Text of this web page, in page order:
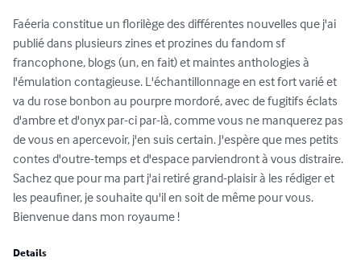
Faéeria constitue un florilège des différentes nouvelles que j'ai
publié dans plusieurs zines et prozines du fandom sf
francophone, blogs (un, en fait) et maintes anthologies à
l'émulation contagieuse. L'échantillonnage en est fort varié et
va du rose bonbon au pourpre mordoré, avec de fugitifs éclats
d'ambre et d'onyx par-ci par-là, comme vous ne manquerez pas
de vous en apercevoir, j'en suis certain. J'espère que mes petits
contes d'outre-temps et d'espace parviendront à vous distraire.
Sachez que pour ma part j'ai retiré grand-plaisir à les rédiger et
les peaufiner, je souhaite qu'il en soit de même pour vous.
Bienvenue dans mon royaume !
Details